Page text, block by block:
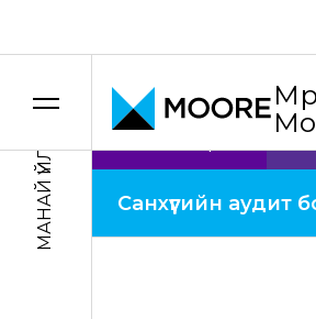
Манай
МАНАЙ ҮЙЛЧИЛГЭЭНҮҮД Санхүүгийн аудит